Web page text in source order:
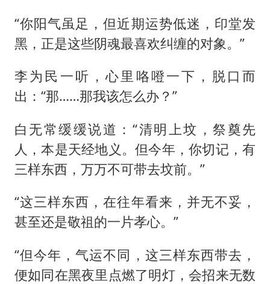
“你阳气虽足，但近期运势低迷，印堂发
黑，正是这些阴魂最喜欢纠缠的对象。”
李为民一听，心里咯噔一下，脱口而
出：“那……那我该怎么办？”
白无常缓缓说道：“清明上坟，祭奠先
人，本是天经地义。但今年，你切记，有
三样东西，万万不可带去坟前。”
“这三样东西，在往年看来，并无不妥，
甚至还是敬祖的一片孝心。”
“但今年，气运不同，这三样东西带去，
便如同在黑夜里点燃了明灯，会招来无数